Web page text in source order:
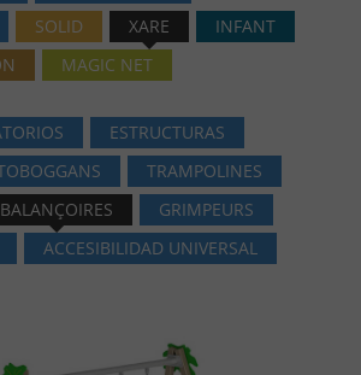
SOLID XARE
INFANT
MAGIC NET
ESTRUCTURAS
TRAMPOLINES
BALANÇOIRES
GRIMPEURS
ACCESIBILIDAD UNIVERSAL